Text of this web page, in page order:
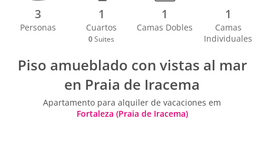
3
Personas
1
Cuartos
0 Suites
1
Camas Dobles
1
Camas
Individuales
Piso amueblado con vistas al mar
en Praia de Iracema
Apartamento para alquiler de vacaciones em
Fortaleza (Praia de Iracema)